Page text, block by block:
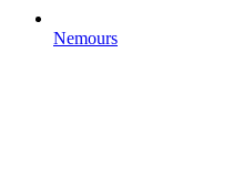
Nemours